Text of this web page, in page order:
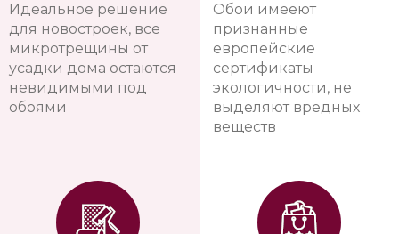
Идеальное решение
для новостроек, все
микротрещины от
усадки дома остаются
невидимыми под
обоями
Обои имееют
признанные
европейские
сертификаты
экологичности, не
выделяют вредных
веществ